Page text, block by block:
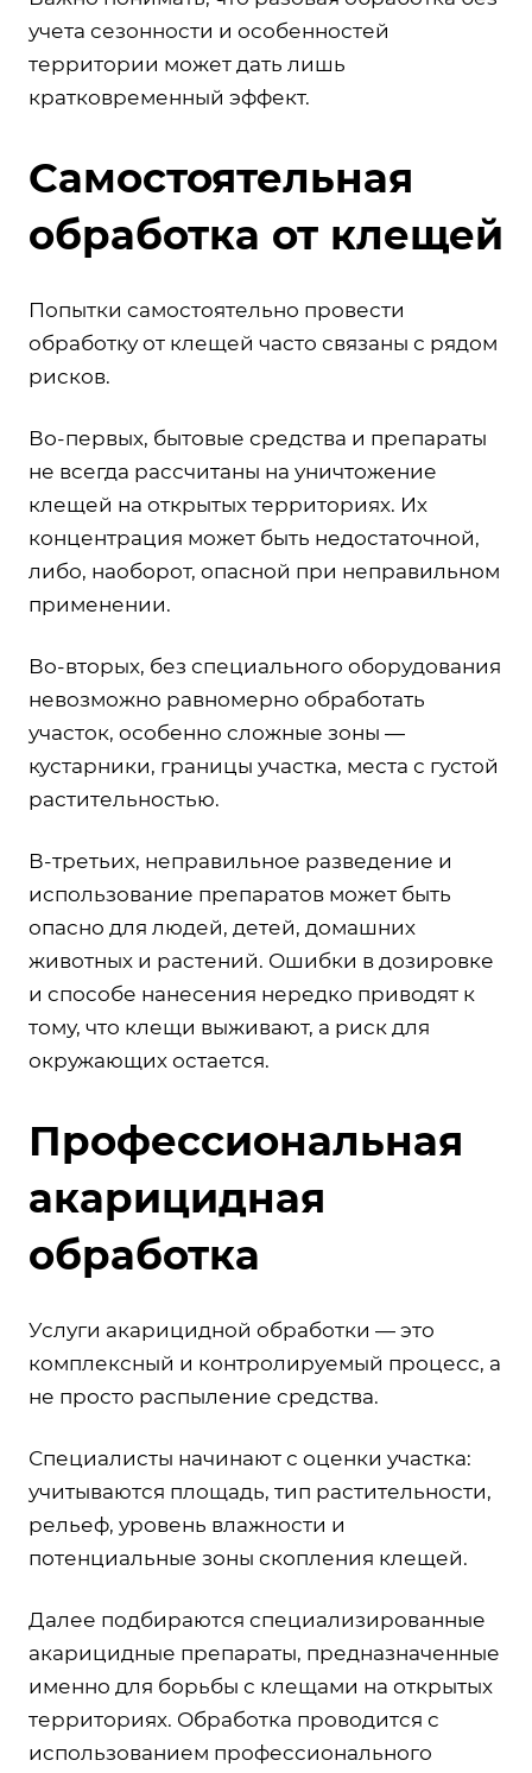
учета сезонности и особенностей
территории может дать лишь
кратковременный эффект.
Самостоятельная
обработка от клещей
Попытки самостоятельно провести
обработку от клещей часто связаны с рядом
рисков.
Во-первых, бытовые средства и препараты
не всегда рассчитаны на уничтожение
клещей на открытых территориях. Их
концентрация может быть недостаточной,
либо, наоборот, опасной при неправильном
применении.
Во-вторых, без специального оборудования
невозможно равномерно обработать
участок, особенно сложные зоны —
кустарники, границы участка, места с густой
растительностью.
В-третьих, неправильное разведение и
использование препаратов может быть
опасно для людей, детей, домашних
животных и растений. Ошибки в дозировке
и способе нанесения нередко приводят к
тому, что клещи выживают, а риск для
окружающих остается.
Профессиональная
акарицидная
обработка
Услуги акарицидной обработки — это
комплексный и контролируемый процесс, а
не просто распыление средства.
Специалисты начинают с оценки участка:
учитываются площадь, тип растительности,
рельеф, уровень влажности и
потенциальные зоны скопления клещей.
Далее подбираются специализированные
акарицидные препараты, предназначенные
именно для борьбы с клещами на открытых
территориях. Обработка проводится с
использованием профессионального